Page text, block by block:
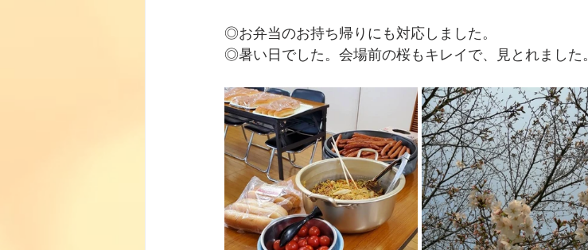
◎お弁当のお持ち帰りにも対応しました。
◎暑い日でした。会場前の桜もキレイで、見とれました。